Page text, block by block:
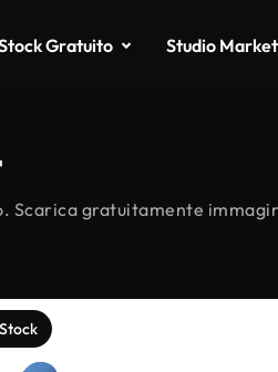
Gratuito Studio
Scarica gratuitamente